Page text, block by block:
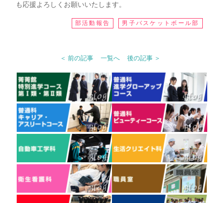
も応援よろしくお願いいたします。
部活動報告 男子バスケットボール部
＜ 前の記事 一覧へ 後の記事 ＞